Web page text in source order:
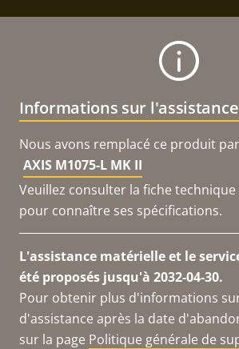
Nous avons remplacé ce produit
AXIS M1075-L MK II
Veuillez consulter la fiche
pour connaître ses spécifications.
L'assistance matérielle et le
été proposés jusqu'à 2032-04-30.
Pour obtenir plus d'informations
d'assistance après la date
sur la page Politique générale de